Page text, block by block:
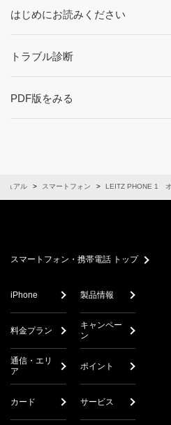
はじめにお読みください
トラブル診断
PDF版をみる
ュアル スマートフォン LEITZ PHONE 1
スマートフォン・携帯電話 トップ
iPhone 製品情報
料金プラン
キャンペー
ン
通信・エリ
ア
ポイント
カード サービス